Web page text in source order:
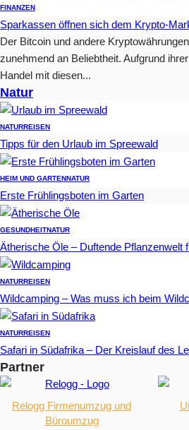
FINANZEN
Sparkassen öffnen sich dem Krypto-
Der Bitcoin und andere
zunehmend an Beliebtheit. Aufgrund
Handel mit diesen...
Natur
NATURREISEN
Tipps für den Urlaub im Spreewald
HEIM UND GARTENNATUR
Erste Frühlingsboten im Garten
GESUNDHEITNATUR
Ätherische Öle – Duftende Pflanzenwelt
NATURREISEN
Wildcamping – Was muss ich beim
NATURREISEN
Safari in Südafrika – Der Kreislauf des
Partner
Relogg Firmenumzug und
Büroumzug